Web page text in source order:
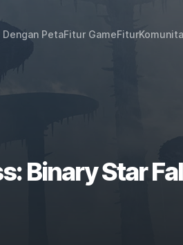
Dengan PetaFitur GameFitur
Binary Star